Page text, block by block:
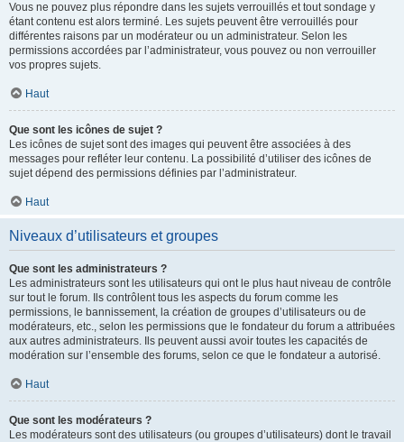
Vous ne pouvez plus répondre dans les sujets verrouillés et tout sondage y
étant contenu est alors terminé. Les sujets peuvent être verrouillés pour
différentes raisons par un modérateur ou un administrateur. Selon les
permissions accordées par l’administrateur, vous pouvez ou non verrouiller
vos propres sujets.
Haut
Que sont les icônes de sujet ?
Les icônes de sujet sont des images qui peuvent être associées à des
messages pour refléter leur contenu. La possibilité d’utiliser des icônes de
sujet dépend des permissions définies par l’administrateur.
Haut
Niveaux d’utilisateurs et groupes
Que sont les administrateurs ?
Les administrateurs sont les utilisateurs qui ont le plus haut niveau de contrôle
sur tout le forum. Ils contrôlent tous les aspects du forum comme les
permissions, le bannissement, la création de groupes d’utilisateurs ou de
modérateurs, etc., selon les permissions que le fondateur du forum a attribuées
aux autres administrateurs. Ils peuvent aussi avoir toutes les capacités de
modération sur l’ensemble des forums, selon ce que le fondateur a autorisé.
Haut
Que sont les modérateurs ?
Les modérateurs sont des utilisateurs (ou groupes d’utilisateurs) dont le travail